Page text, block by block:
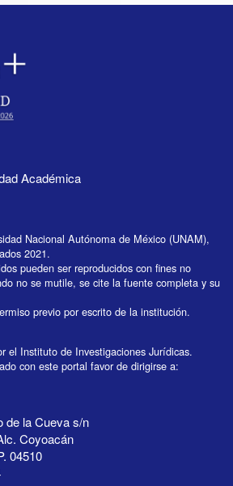
Académica
Nacional Autónoma de México (UNAM),
2021.
pueden ser reproducidos con fines no
no se mutile, se cite la fuente completa y su
previo por escrito de la institución.
el Instituto de Investigaciones Jurídicas.
con este portal favor de dirigirse a:
de la Cueva s/n
Coyoacán
04510